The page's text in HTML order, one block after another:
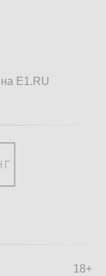
E1.RU
18+